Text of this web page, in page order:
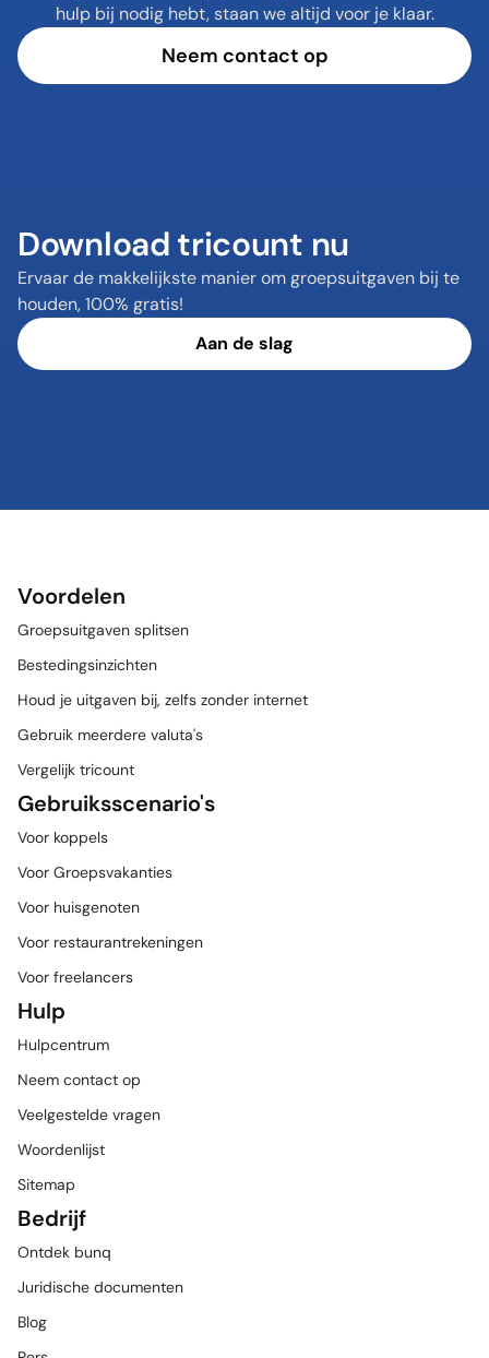
hulp bij nodig hebt, staan we altijd voor je klaar.
Neem contact op
Download tricount nu
Ervaar de makkelijkste manier om groepsuitgaven bij te
houden, 100% gratis!
Aan de slag
Voordelen
Groepsuitgaven splitsen
Bestedingsinzichten
Houd je uitgaven bij, zelfs zonder internet
Gebruik meerdere valuta's
Vergelijk tricount
Gebruiksscenario's
Voor koppels
Voor Groepsvakanties
Voor huisgenoten
Voor restaurantrekeningen
Voor freelancers
Hulp
Hulpcentrum
Neem contact op
Veelgestelde vragen
Woordenlijst
Sitemap
Bedrijf
Ontdek bunq
Juridische documenten
Blog